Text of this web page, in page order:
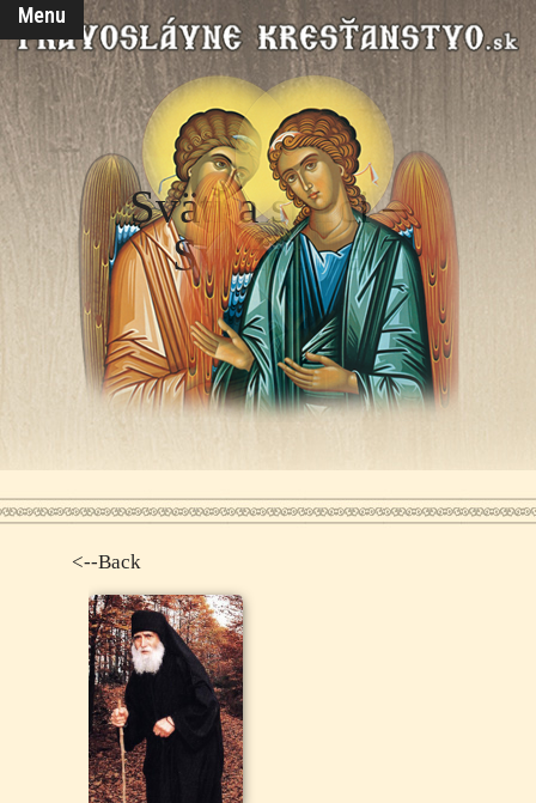
Menu
Svätí a starci –
Svedectvá
<--Back